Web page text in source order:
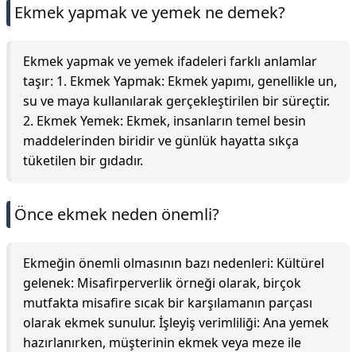
Ekmek yapmak ve yemek ne demek?
Ekmek yapmak ve yemek ifadeleri farklı anlamlar
taşır: 1. Ekmek Yapmak: Ekmek yapımı, genellikle un,
su ve maya kullanılarak gerçekleştirilen bir süreçtir.
2. Ekmek Yemek: Ekmek, insanların temel besin
maddelerinden biridir ve günlük hayatta sıkça
tüketilen bir gıdadır.
Önce ekmek neden önemli?
Ekmeğin önemli olmasının bazı nedenleri: Kültürel
gelenek: Misafirperverlik örneği olarak, birçok
mutfakta misafire sıcak bir karşılamanın parçası
olarak ekmek sunulur. İşleyiş verimliliği: Ana yemek
hazırlanırken, müşterinin ekmek veya meze ile